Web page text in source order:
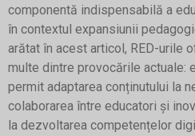
componentă indispensabilă a
în contextul expansiunii
arătat în acest articol, RED-urile
multe dintre provocările actuale:
permit adaptarea conținutului la
colaborarea între educatori și
la dezvoltarea competențelor